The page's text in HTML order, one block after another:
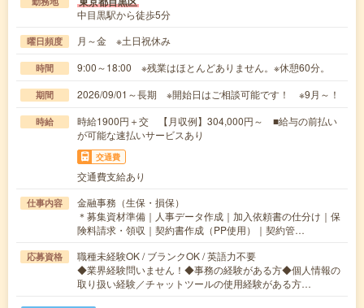
中目黒駅から徒歩5分
曜日頻度 月～金 ※土日祝休み
時間 9:00～18:00 ※残業はほとんどありません。※休憩60分。
期間 2026/09/01～長期 ※開始日はご相談可能です！ ※9月～！
時給
時給1900円＋交 【月収例】304,000円～ ■給与の前払い
が可能な速払いサービスあり
交通費
交通費支給あり
仕事内容
金融事務（生保・損保）
＊募集資材準備｜人事データ作成｜加入依頼書の仕分け｜保
険料請求・領収｜契約書作成（PP使用）｜契約管…
応募資格
職種未経験OK / ブランクOK / 英語力不要
◆業界経験問いません！◆事務の経験がある方◆個人情報の
取り扱い経験／チャットツールの使用経験がある方…